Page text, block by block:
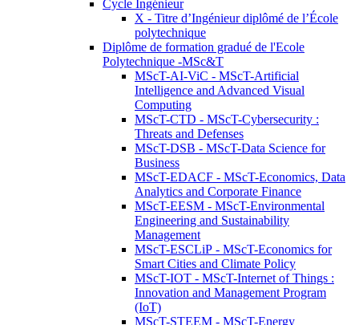
Cycle Ingénieur
X - Titre d’Ingénieur diplômé de l’École
polytechnique
Diplôme de formation gradué de l'Ecole
Polytechnique -MSc&T
MScT-AI-ViC - MScT-Artificial
Intelligence and Advanced Visual
Computing
MScT-CTD - MScT-Cybersecurity :
Threats and Defenses
MScT-DSB - MScT-Data Science for
Business
MScT-EDACF - MScT-Economics, Data
Analytics and Corporate Finance
MScT-EESM - MScT-Environmental
Engineering and Sustainability
Management
MScT-ESCLiP - MScT-Economics for
Smart Cities and Climate Policy
MScT-IOT - MScT-Internet of Things :
Innovation and Management Program
(IoT)
MScT-STEEM - MScT-Energy